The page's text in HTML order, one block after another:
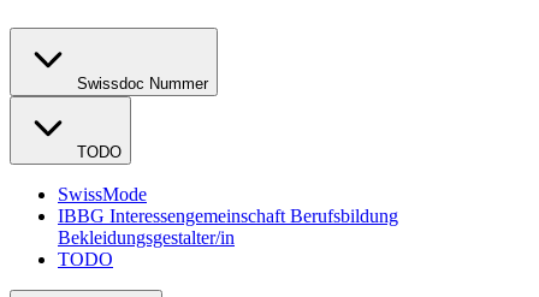
Swissdoc Nummer
TODO
SwissMode
IBBG Interessengemeinschaft Berufsbildung
Bekleidungsgestalter/in
TODO